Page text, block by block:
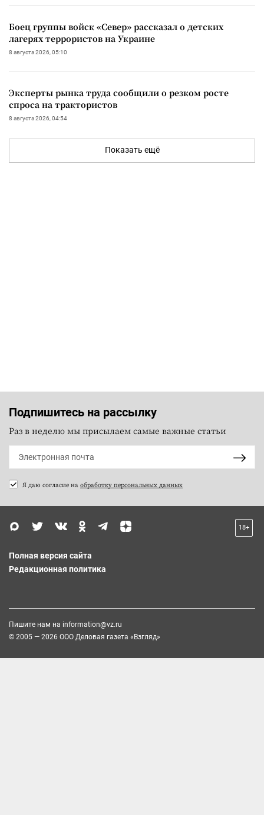
Боец группы войск «Север» рассказал о детских
лагерях террористов на Украине
8 августа 2026, 05:10
Эксперты рынка труда сообщили о резком росте
спроса на трактористов
8 августа 2026, 04:54
Показать ещё
Подпишитесь на рассылку
Раз в неделю мы присылаем самые важные статьи
Я даю согласие на обработку персональных данных
18+
Полная версия сайта
Редакционная политика
Пишите нам на information@vz.ru
© 2005 — 2026 ООО Деловая газета «Взгляд»